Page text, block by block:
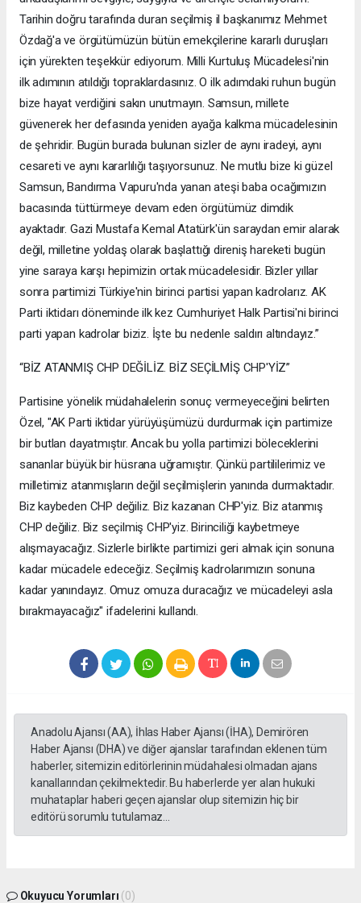
Tarihin doğru tarafında duran seçilmiş il başkanımız Mehmet
Özdağ'a ve örgütümüzün bütün emekçilerine kararlı duruşları
için yürekten teşekkür ediyorum. Milli Kurtuluş Mücadelesi'nin
ilk adımının atıldığı topraklardasınız. O ilk adımdaki ruhun bugün
bize hayat verdiğini sakın unutmayın. Samsun, millete
güvenerek her defasında yeniden ayağa kalkma mücadelesinin
de şehridir. Bugün burada bulunan sizler de aynı iradeyi, aynı
cesareti ve aynı kararlılığı taşıyorsunuz. Ne mutlu bize ki güzel
Samsun, Bandırma Vapuru'nda yanan ateşi baba ocağımızın
bacasında tüttürmeye devam eden örgütümüz dimdik
ayaktadır. Gazi Mustafa Kemal Atatürk'ün saraydan emir alarak
değil, milletine yoldaş olarak başlattığı direniş hareketi bugün
yine saraya karşı hepimizin ortak mücadelesidir. Bizler yıllar
sonra partimizi Türkiye'nin birinci partisi yapan kadrolarız. AK
Parti iktidarı döneminde ilk kez Cumhuriyet Halk Partisi'ni birinci
parti yapan kadrolar biziz. İşte bu nedenle saldırı altındayız.”
“BİZ ATANMIŞ CHP DEĞİLİZ. BİZ SEÇİLMİŞ CHP'YİZ”
Partisine yönelik müdahalelerin sonuç vermeyeceğini belirten
Özel, "AK Parti iktidar yürüyüşümüzü durdurmak için partimize
bir butlan dayatmıştır. Ancak bu yolla partimizi böleceklerini
sananlar büyük bir hüsrana uğramıştır. Çünkü partililerimiz ve
milletimiz atanmışların değil seçilmişlerin yanında durmaktadır.
Biz kaybeden CHP değiliz. Biz kazanan CHP'yiz. Biz atanmış
CHP değiliz. Biz seçilmiş CHP'yiz. Birinciliği kaybetmeye
alışmayacağız. Sizlerle birlikte partimizi geri almak için sonuna
kadar mücadele edeceğiz. Seçilmiş kadrolarımızın sonuna
kadar yanındayız. Omuz omuza duracağız ve mücadeleyi asla
bırakmayacağız" ifadelerini kullandı.
Anadolu Ajansı (AA), İhlas Haber Ajansı (İHA), Demirören
Haber Ajansı (DHA) ve diğer ajanslar tarafından eklenen tüm
haberler, sitemizin editörlerinin müdahalesi olmadan ajans
kanallarından çekilmektedir. Bu haberlerde yer alan hukuki
muhataplar haberi geçen ajanslar olup sitemizin hiç bir
editörü sorumlu tutulamaz...
Okuyucu Yorumları (0)